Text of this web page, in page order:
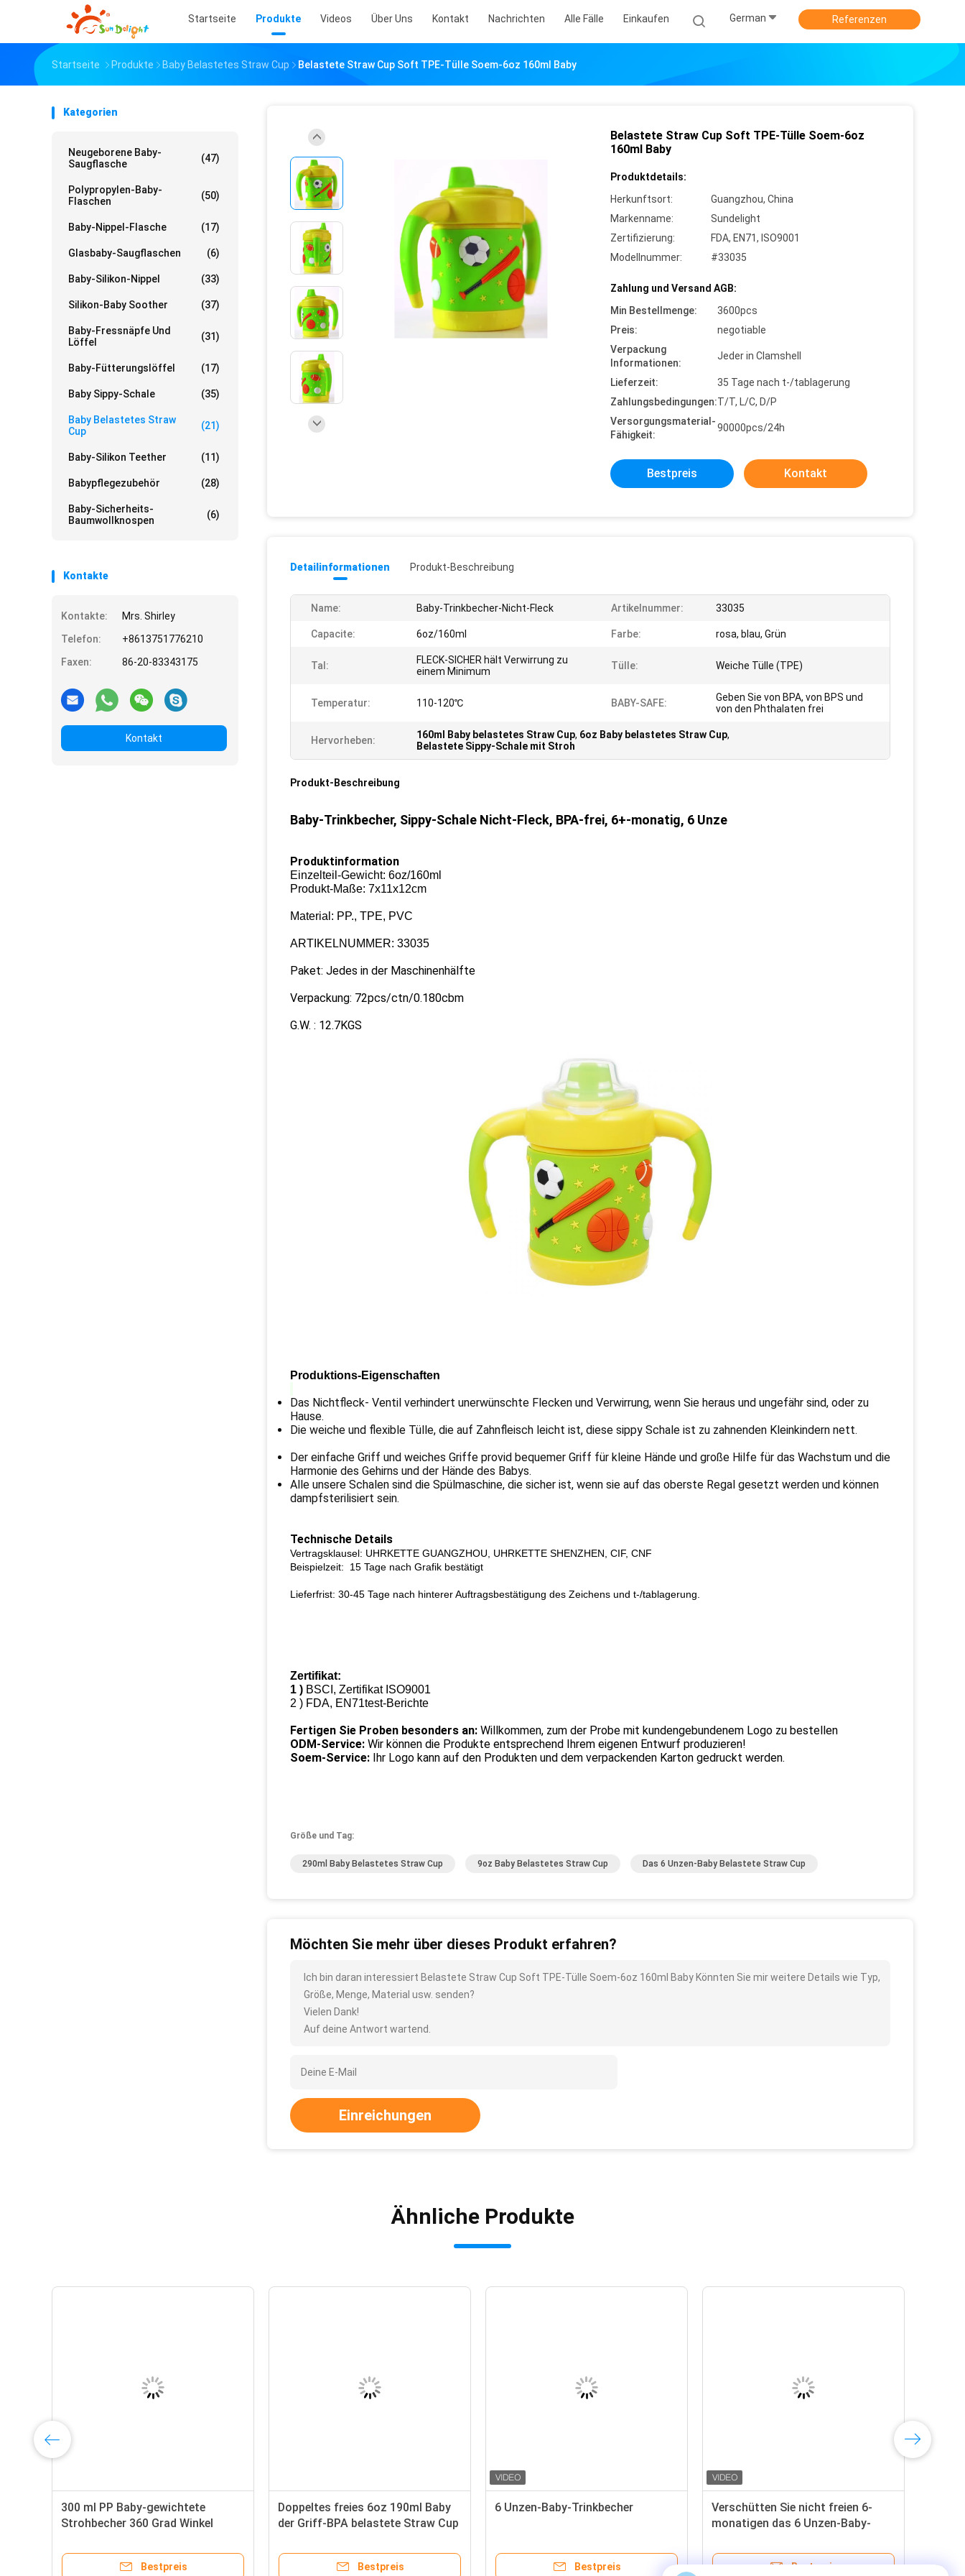
Startseite Produkte Videos Über Uns Kontakt Nachrichten Alle Fälle Einkaufen German Referenzen
Startseite Produkte Baby Belastetes Straw Cup Belastete Straw Cup Soft TPE-Tülle Soem-6oz 160ml Baby
Kategorien
Neugeborene Baby-
Saugflasche
(47)
Polypropylen-Baby-
Flaschen
(50)
Baby-Nippel-Flasche (17)
Glasbaby-Saugflaschen (6)
Baby-Silikon-Nippel (33)
Silikon-Baby Soother (37)
Baby-Fressnäpfe Und
Löffel
(31)
Baby-Fütterungslöffel (17)
Baby Sippy-Schale (35)
Baby Belastetes Straw
Cup
(21)
Baby-Silikon Teether (11)
Babypflegezubehör (28)
Baby-Sicherheits-
Baumwollknospen
(6)
Kontakte
Kontakte:
Mrs. Shirley
Telefon:
+8613751776210
Faxen:
86-20-83343175
Kontakt
Belastete Straw Cup Soft TPE-Tülle Soem-6oz
160ml Baby
Produktdetails:
Herkunftsort:
Guangzhou, China
Markenname:
Sundelight
Zertifizierung:
FDA, EN71, ISO9001
Modellnummer:
#33035
Zahlung und Versand AGB:
Min Bestellmenge:
3600pcs
Preis:
negotiable
Verpackung
Informationen:
Jeder in Clamshell
Lieferzeit:
35 Tage nach t-/tablagerung
Zahlungsbedingungen:T/T, L/C, D/P
Versorgungsmaterial-
Fähigkeit:
90000pcs/24h
Bestpreis Kontakt
Detailinformationen Produkt-Beschreibung
Name: Baby-Trinkbecher-Nicht-Fleck Artikelnummer: 33035
Capacite: 6oz/160ml Farbe: rosa, blau, Grün
Tal:
FLECK-SICHER hält Verwirrung zu
einem Minimum
Tülle: Weiche Tülle (TPE)
Temperatur: 110-120℃ BABY-SAFE:
Geben Sie von BPA, von BPS und
von den Phthalaten frei
Hervorheben: 160ml Baby belastetes Straw Cup, 6oz Baby belastetes Straw Cup,
Belastete Sippy-Schale mit Stroh
Produkt-Beschreibung
Baby-Trinkbecher, Sippy-Schale Nicht-Fleck, BPA-frei, 6+-monatig, 6 Unze
Produktinformation
Einzelteil-Gewicht: 6oz/160ml
Produkt-Maße: 7x11x12cm
Material: PP., TPE, PVC
ARTIKELNUMMER: 33035
Paket: Jedes in der Maschinenhälfte
Verpackung: 72pcs/ctn/0.180cbm
G.W. : 12.7KGS
Produktions-Eigenschaften
Das Nichtfleck- Ventil verhindert unerwünschte Flecken und Verwirrung, wenn Sie heraus und ungefähr sind, oder zu
Hause.
Die weiche und flexible Tülle, die auf Zahnfleisch leicht ist, diese sippy Schale ist zu zahnenden Kleinkindern nett.
Der einfache Griff und weiches Griffe provid bequemer Griff für kleine Hände und große Hilfe für das Wachstum und die
Harmonie des Gehirns und der Hände des Babys.
Alle unsere Schalen sind die Spülmaschine, die sicher ist, wenn sie auf das oberste Regal gesetzt werden und können
dampfsterilisiert sein.
Technische Details
Vertragsklausel: UHRKETTE GUANGZHOU, UHRKETTE SHENZHEN, CIF, CNF
Beispielzeit: 15 Tage nach Grafik bestätigt
Lieferfrist: 30-45 Tage nach hinterer Auftragsbestätigung des Zeichens und t-/tablagerung.
Zertifikat:
1 ) BSCI, Zertifikat ISO9001
2 ) FDA, EN71test-Berichte
Fertigen Sie Proben besonders an: Willkommen, zum der Probe mit kundengebundenem Logo zu bestellen
ODM-Service: Wir können die Produkte entsprechend Ihrem eigenen Entwurf produzieren!
Soem-Service: Ihr Logo kann auf den Produkten und dem verpackenden Karton gedruckt werden.
Größe und Tag:
290ml Baby Belastetes Straw Cup 9oz Baby Belastetes Straw Cup Das 6 Unzen-Baby Belastete Straw Cup
Möchten Sie mehr über dieses Produkt erfahren?
Ich bin daran interessiert Belastete Straw Cup Soft TPE-Tülle Soem-6oz 160ml Baby Könnten Sie mir weitere Details wie Typ,
Größe, Menge, Material usw. senden?
Vielen Dank!
Auf deine Antwort wartend.
Einreichungen
Ähnliche Produkte
300 ml PP Baby-gewichtete
Strohbecher 360 Grad Winkel
Bestpreis
Doppeltes freies 6oz 190ml Baby
der Griff-BPA belastete Straw Cup
Bestpreis
6 Unzen-Baby-Trinkbecher
Bestpreis
Verschütten Sie nicht freien 6-
monatigen das 6 Unzen-Baby-
Bestpreis